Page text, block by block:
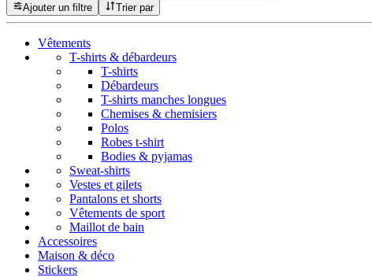
Ajouter un filtre
Trier par
Vêtements
T-shirts & débardeurs
T-shirts
Débardeurs
T-shirts manches longues
Chemises & chemisiers
Polos
Robes t-shirt
Bodies & pyjamas
Sweat-shirts
Vestes et gilets
Pantalons et shorts
Vêtements de sport
Maillot de bain
Accessoires
Maison & déco
Stickers